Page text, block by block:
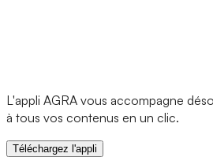
L'appli AGRA vous accompagne
à tous vos contenus en un clic.
Téléchargez l'appli